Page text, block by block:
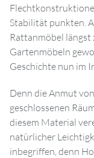
Stabilität punkten.
Rattanmöbel
Gartenmöbeln
Geschichte nun im
Denn die Anmut
geschlossenen
diesem Material
natürlicher
inbegriffen, denn